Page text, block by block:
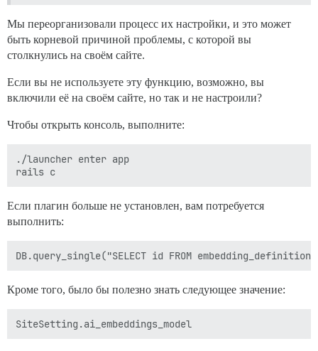
Мы переорганизовали процесс их настройки, и это может
быть корневой причиной проблемы, с которой вы
столкнулись на своём сайте.
Если вы не используете эту функцию, возможно, вы
включили её на своём сайте, но так и не настроили?
Чтобы открыть консоль, выполните:
./launcher enter app
Если плагин больше не установлен, вам потребуется
выполнить:
Кроме того, было бы полезно знать следующее значение: